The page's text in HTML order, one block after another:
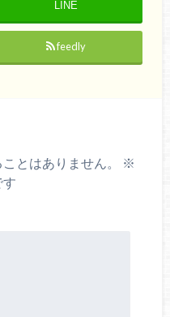
LINE
feedly
とはありません。
※